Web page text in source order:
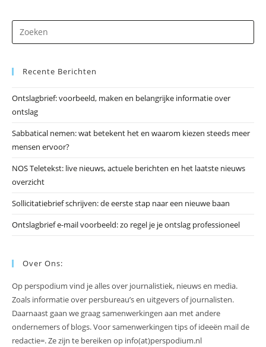
op
Recente Berichten
Ontslagbrief: voorbeeld, maken en belangrijke informatie over
ontslag
Sabbatical nemen: wat betekent het en waarom kiezen steeds meer
mensen ervoor?
NOS Teletekst: live nieuws, actuele berichten en het laatste nieuws
overzicht
Sollicitatiebrief schrijven: de eerste stap naar een nieuwe baan
Ontslagbrief e-mail voorbeeld: zo regel je je ontslag professioneel
Over Ons:
Op perspodium vind je alles over journalistiek, nieuws en media.
Zoals informatie over persbureau’s en uitgevers of journalisten.
Daarnaast gaan we graag samenwerkingen aan met andere
ondernemers of blogs. Voor samenwerkingen tips of ideeën mail de
redactie=. Ze zijn te bereiken op info(at)perspodium.nl